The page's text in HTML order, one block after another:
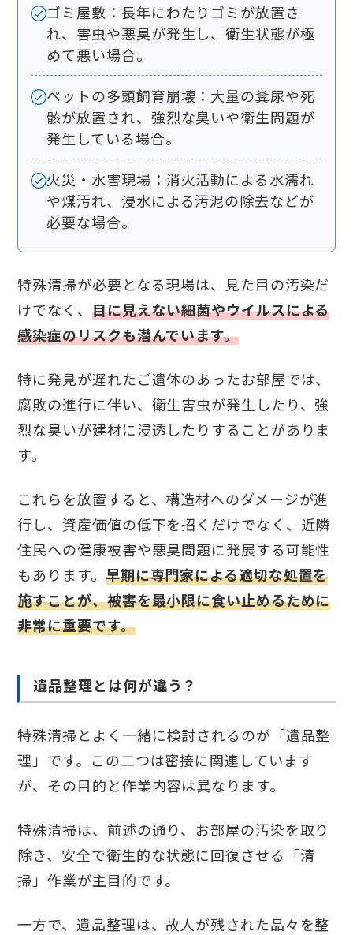
ゴミ屋敷：長年にわたりゴミが放置さ
れ、害虫や悪臭が発生し、衛生状態が極
めて悪い場合。
ペットの多頭飼育崩壊：大量の糞尿や死
骸が放置され、強烈な臭いや衛生問題が
発生している場合。
火災・水害現場：消火活動による水濡れ
や煤汚れ、浸水による汚泥の除去などが
必要な場合。
特殊清掃が必要となる現場は、見た目の汚染だ
けでなく、 目に見えない細菌やウイルスによる
感染症のリスクも潜んでいます。
特に発見が遅れたご遺体のあったお部屋では、
腐敗の進行に伴い、衛生害虫が発生したり、強
烈な臭いが建材に浸透したりすることがありま
す。
これらを放置すると、構造材へのダメージが進
行し、資産価値の低下を招くだけでなく、近隣
住民への健康被害や悪臭問題に発展する可能性
もあります。 早期に専門家による適切な処置を
施すことが、被害を最小限に食い止めるために
非常に重要です。
遺品整理とは何が違う？
特殊清掃とよく一緒に検討されるのが「遺品整
理」です。この二つは密接に関連しています
が、その目的と作業内容は異なります。
特殊清掃は、前述の通り、お部屋の汚染を取り
除き、安全で衛生的な状態に回復させる「清
掃」作業が主目的です。
一方で、遺品整理は、故人が残された品々を整